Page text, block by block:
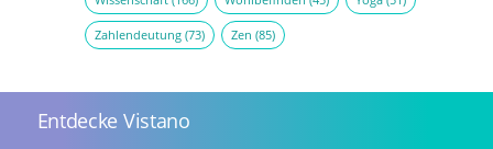
Zahlendeutung(73) Zen (85)
Entdecke Vistano